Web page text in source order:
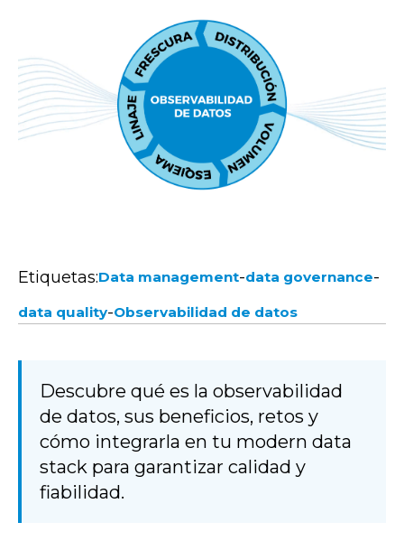
Etiquetas:Data management-data governance-
data quality-Observabilidad de datos
Descubre qué es la observabilidad
de datos, sus beneficios, retos y
cómo integrarla en tu modern data
stack para garantizar calidad y
fiabilidad.